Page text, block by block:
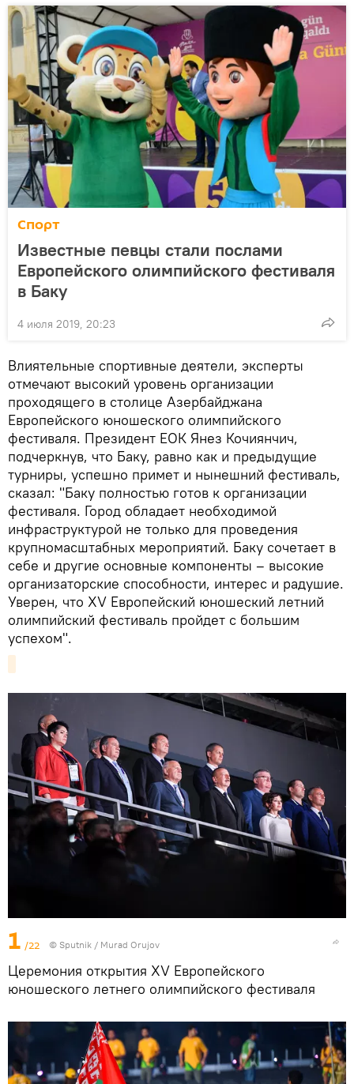
Спорт
Известные певцы стали послами
Европейского олимпийского фестиваля
в Баку
4 июля 2019, 20:23
Влиятельные спортивные деятели, эксперты
отмечают высокий уровень организации
проходящего в столице Азербайджана
Европейского юношеского олимпийского
фестиваля. Президент ЕОК Янез Кочиянчич,
подчеркнув, что Баку, равно как и предыдущие
турниры, успешно примет и нынешний фестиваль,
сказал: "Баку полностью готов к организации
фестиваля. Город обладает необходимой
инфраструктурой не только для проведения
крупномасштабных мероприятий. Баку сочетает в
себе и другие основные компоненты – высокие
организаторские способности, интерес и радушие.
Уверен, что XV Европейский юношеский летний
олимпийский фестиваль пройдет с большим
успехом".
1 /22 © Sputnik / Murad Orujov
Церемония открытия XV Европейского
юношеского летнего олимпийского фестиваля